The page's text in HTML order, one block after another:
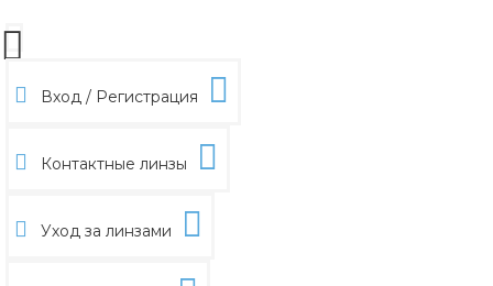
Вход / Регистрация
Контактные линзы
Уход за линзами